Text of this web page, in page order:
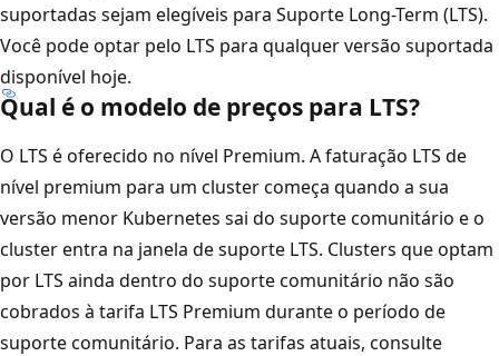
suportadas sejam elegíveis para Suporte Long-Term (LTS).
Você pode optar pelo LTS para qualquer versão suportada
disponível hoje.
Qual é o modelo de preços para LTS?
O LTS é oferecido no nível Premium. A faturação LTS de
nível premium para um cluster começa quando a sua
versão menor Kubernetes sai do suporte comunitário e o
cluster entra na janela de suporte LTS. Clusters que optam
por LTS ainda dentro do suporte comunitário não são
cobrados à tarifa LTS Premium durante o período de
suporte comunitário. Para as tarifas atuais, consulte